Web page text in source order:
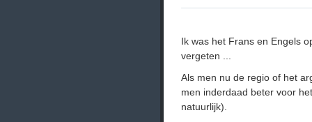
Ik was het Frans en Engels
vergeten ...
Als men nu de regio of het
men inderdaad beter voor
natuurlijk).